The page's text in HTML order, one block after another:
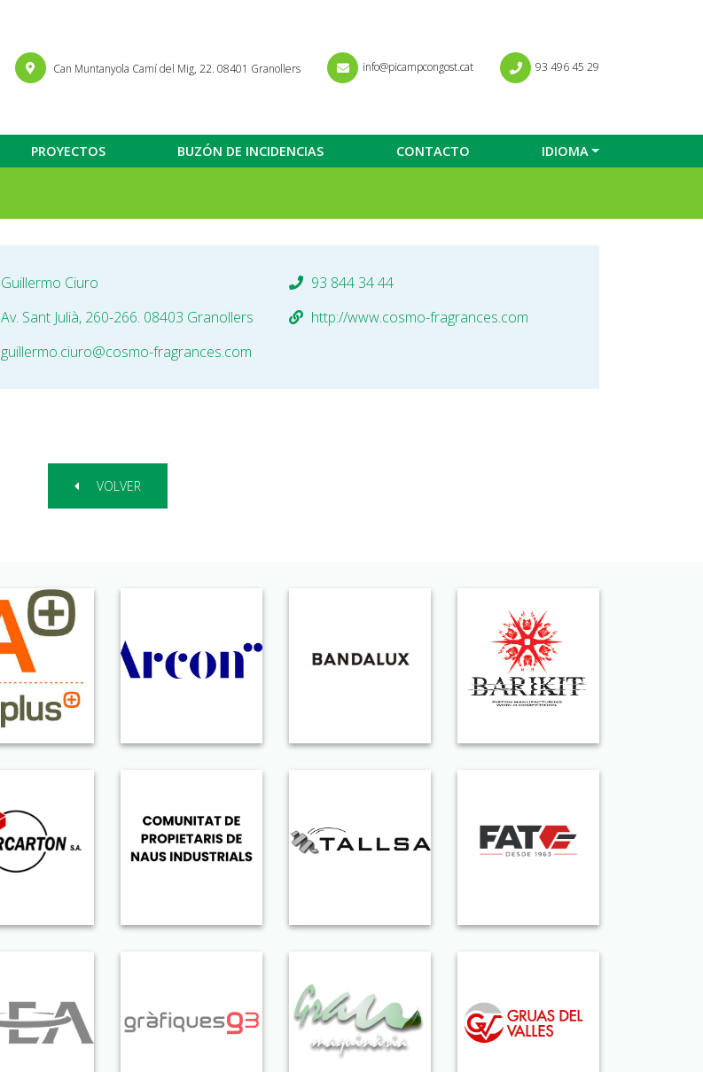
Can Muntanyola Camí del Mig, 22. 08401 Granollers info@picampcongost.cat 93 496 45 29
PROYECTOS BUZÓN DE INCIDENCIAS CONTACTO IDIOMA
Guillermo Ciuro
Av. Sant Julià, 260-266. 08403 Granollers
guillermo.ciuro@cosmo-fragrances.com
93 844 34 44
http://www.cosmo-fragrances.com
VOLVER